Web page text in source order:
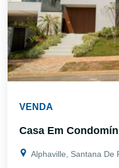
VENDA
Casa Em
Alphaville, Santana De